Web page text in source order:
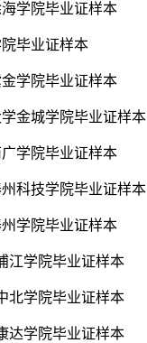
学院毕业证样本
毕业证样本
学院毕业证样本
金城学院毕业证样本
学院毕业证样本
科技学院毕业证样本
学院毕业证样本
江学院毕业证样本
北学院毕业证样本
达学院毕业证样本